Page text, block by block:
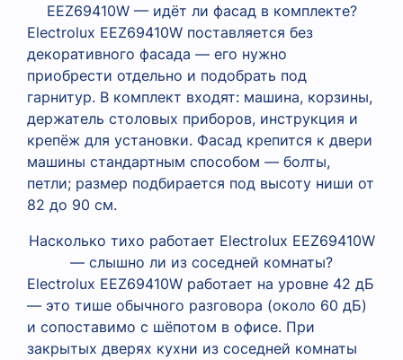
EEZ69410W — идёт ли фасад в комплекте?
Electrolux EEZ69410W поставляется без
декоративного фасада — его нужно
приобрести отдельно и подобрать под
гарнитур. В комплект входят: машина, корзины,
держатель столовых приборов, инструкция и
крепёж для установки. Фасад крепится к двери
машины стандартным способом — болты,
петли; размер подбирается под высоту ниши от
82 до 90 см.
Насколько тихо работает Electrolux EEZ69410W
— слышно ли из соседней комнаты?
Electrolux EEZ69410W работает на уровне 42 дБ
— это тише обычного разговора (около 60 дБ)
и сопоставимо с шёпотом в офисе. При
закрытых дверях кухни из соседней комнаты